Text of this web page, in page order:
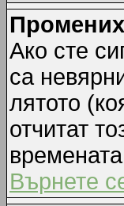
Ако сте
са
лятото
отчитат
Върнете